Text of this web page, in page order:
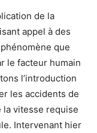
de la
appel à des
que
le facteur humain
l’introduction
les accidents de
la vitesse requise
Intervenant hier